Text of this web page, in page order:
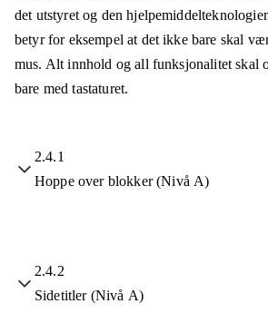
det utstyret og den
betyr for eksempel at det ikke bare skal
mus. Alt innhold og all funksjonalitet skal
bare med tastaturet.
2.4.1
Hoppe over blokker (Nivå A)
2.4.2
Sidetitler (Nivå A)